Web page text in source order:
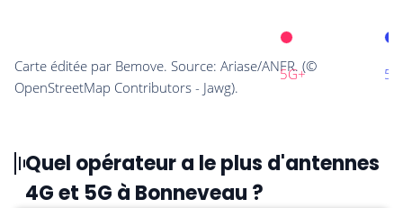
Quel opérateur a le plus d'antennes
4G et 5G à Bonneveau ?